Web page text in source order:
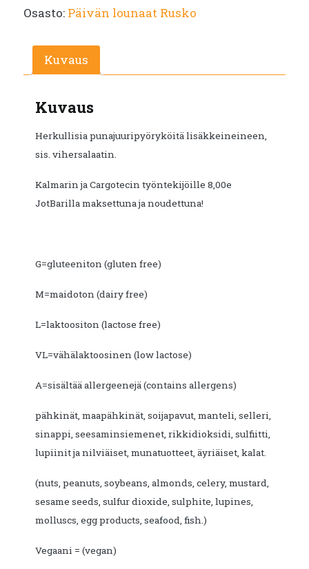
oli:
€12.10.
on:
Osasto: Päivän lounaat Rusko
Kuvaus
Kuvaus
Herkullisia punajuuripyöryköitä lisäkkeineineen,
sis. vihersalaatin.
Kalmarin ja Cargotecin työntekijöille 8,00e
JotBarilla maksettuna ja noudettuna!
G=gluteeniton (gluten free)
M=maidoton (dairy free)
L=laktoositon (lactose free)
VL=vähälaktoosinen (low lactose)
A=sisältää allergeenejä (contains allergens)
pähkinät, maapähkinät, soijapavut, manteli, selleri,
sinappi, seesaminsiemenet, rikkidioksidi, sulfiitti,
lupiinit ja nilviäiset, munatuotteet, äyriäiset, kalat.
(nuts, peanuts, soybeans, almonds, celery, mustard,
sesame seeds, sulfur dioxide, sulphite, lupines,
molluscs, egg products, seafood, fish.)
Vegaani = (vegan)